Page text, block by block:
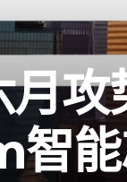
攻
智